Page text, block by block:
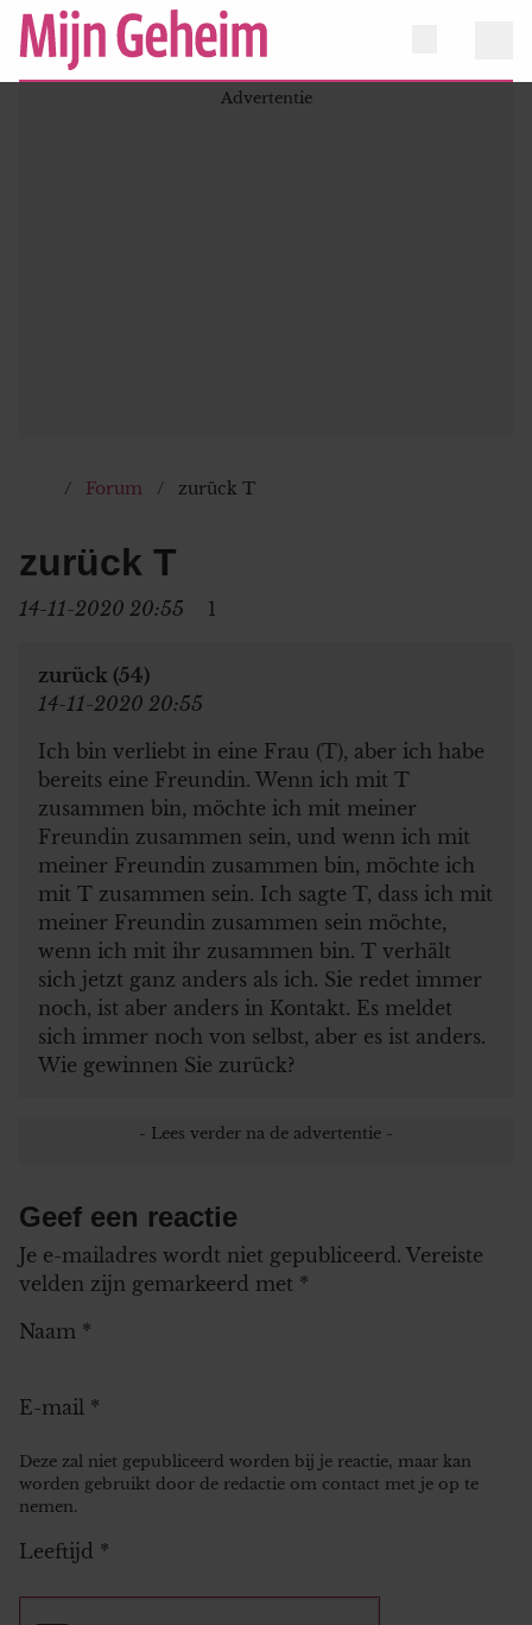
Forum zurück T
zurück T
14-11-2020 20:55 1
zurück (54)
14-11-2020 20:55
Ich bin verliebt in eine Frau (T), aber ich habe
bereits eine Freundin. Wenn ich mit T
zusammen bin, möchte ich mit meiner
Freundin zusammen sein, und wenn ich mit
meiner Freundin zusammen bin, möchte ich
mit T zusammen sein. Ich sagte T, dass ich mit
meiner Freundin zusammen sein möchte,
wenn ich mit ihr zusammen bin. T verhält
sich jetzt ganz anders als ich. Sie redet immer
noch, ist aber anders in Kontakt. Es meldet
sich immer noch von selbst, aber es ist anders.
Wie gewinnen Sie zurück?
Geef een reactie
Je e-mailadres wordt niet gepubliceerd. Vereiste
velden zijn gemarkeerd met *
Naam *
E-mail *
Deze zal niet gepubliceerd worden bij je reactie, maar kan
worden gebruikt door de redactie om contact met je op te
nemen.
Leeftijd *